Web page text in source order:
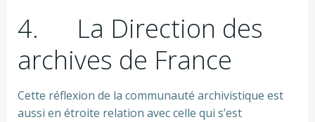
4. La Direction des
archives de France
Cette réflexion de la communauté archivistique est
aussi en étroite relation avec celle qui s’est